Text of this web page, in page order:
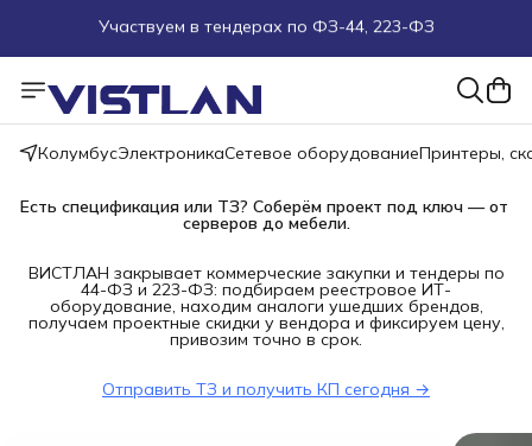
Поможем подобрать оборудование под ТЗ
Пуско-наладочные работы
Пришлите запрос на e-mail или в чат
Более 100 000 позиций в наличии и под заказ
КолумбусЭлектроникаСетевое оборудованиеПринтеры,
Есть спецификация или ТЗ? Соберём проект под ключ — от
серверов до мебели.
ВИСТЛАН закрывает коммерческие закупки и тендеры по
44-ФЗ и 223-ФЗ: подбираем реестровое ИТ-
оборудование, находим аналоги ушедших брендов,
получаем проектные скидки у вендора и фиксируем цену,
привозим точно в срок.
Отправить ТЗ и получить КП сегодня →